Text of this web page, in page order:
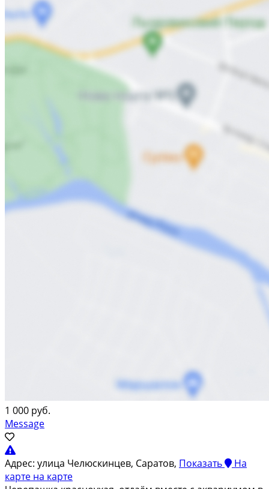
1 000 руб.
Message
Адрес: улица Челюскинцев, Саратов, Показать
На
карте на карте